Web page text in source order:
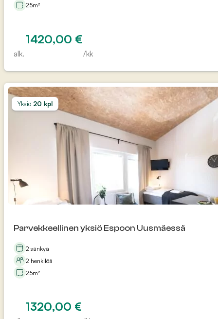
25m²
alk.
1420,00 €
/kk
Yksiö 20 kpl
Parvekkeellinen yksiö Espoon Uusmäessä
2 sänkyä
2 henkilöä
25m²
1320,00 €